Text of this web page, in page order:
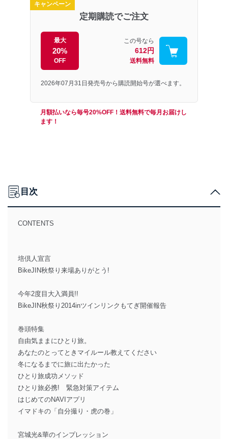
キャンペーン
定期購読でご注文
最大
20%
OFF
この号なら
612円
送料無料
2026年07月31日発売号から購読開始号が選べます。
月額払いなら毎号20%OFF！送料無料で毎月お届けし
ます！
目次
CONTENTS
培倶人宣言
BikeJIN秋祭り来場ありがとう!
今年2度目大入満員!!
BikeJIN秋祭り2014inツインリンクもてぎ開催報告
巻頭特集
自由気ままにひとり旅。
あなたのとってときマイルール教えてください
冬になるまでに旅に出たかった
ひとり旅成功メソッド
ひとり旅必携! 緊急対策アイテム
はじめてのNAVIアプリ
イマドキの「自分撮り・虎の巻」
宮城光&華のインプレッション